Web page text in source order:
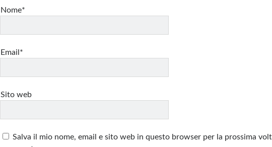
Nome*
Email*
Sito web
Salva il mio nome, email e sito web in questo browser per la prossima